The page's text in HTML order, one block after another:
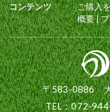
コンテンツ ご購入
概要|
〒583-0886
TEL：072-